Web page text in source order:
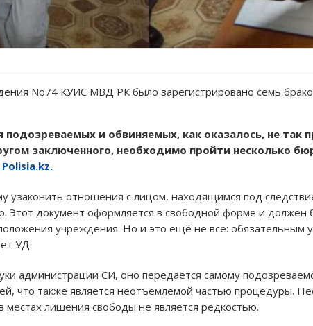
No74 КУИС МВД РК было зарегистрировано семь
и обвиняемых, как оказалось, не так
заключенного, необходимо пройти несколько
Polisia.kz.
узаконить отношения с лицом, находящимся под
Этот документ оформляется в свободной форме и должен
учреждения. Но и это ещё не все: обязательным
УД.
администрации СИ, оно передается самому
что также является неотъемлемой частью процедуры.
местах лишения свободы не является редкостью.